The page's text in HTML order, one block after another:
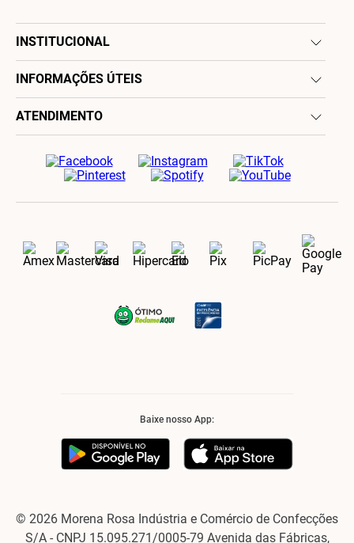
INSTITUCIONAL
INFORMAÇÕES ÚTEIS
ATENDIMENTO
Baixe nosso App:
© 2026 Morena Rosa Indústria e Comércio de Confecções
S/A - CNPJ 15.095.271/0005-79 Avenida das Fábricas,